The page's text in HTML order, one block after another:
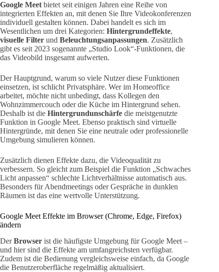
Google Meet bietet seit einigen Jahren eine Reihe von
integrierten Effekten an, mit denen Sie Ihre Videokonferenzen
individuell gestalten können. Dabei handelt es sich im
Wesentlichen um drei Kategorien: Hintergrundeffekte,
visuelle Filter und Beleuchtungsanpassungen. Zusätzlich
gibt es seit 2023 sogenannte „Studio Look“-Funktionen, die
das Videobild insgesamt aufwerten.
Der Hauptgrund, warum so viele Nutzer diese Funktionen
einsetzen, ist schlicht Privatsphäre. Wer im Homeoffice
arbeitet, möchte nicht unbedingt, dass Kollegen den
Wohnzimmercouch oder die Küche im Hintergrund sehen.
Deshalb ist die Hintergrundunschärfe die meistgenutzte
Funktion in Google Meet. Ebenso praktisch sind virtuelle
Hintergründe, mit denen Sie eine neutrale oder professionelle
Umgebung simulieren können.
Zusätzlich dienen Effekte dazu, die Videoqualität zu
verbessern. So gleicht zum Beispiel die Funktion „Schwaches
Licht anpassen“ schlechte Lichtverhältnisse automatisch aus.
Besonders für Abendmeetings oder Gespräche in dunklen
Räumen ist das eine wertvolle Unterstützung.
Google Meet Effekte im Browser (Chrome, Edge, Firefox)
ändern
DerBrowser ist die häufigste Umgebung für Google Meet –
und hier sind die Effekte am umfangreichsten verfügbar.
Zudem ist die Bedienung vergleichsweise einfach, da Google
die Benutzeroberfläche regelmäßig aktualisiert.